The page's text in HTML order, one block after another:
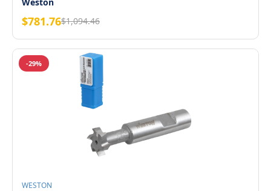
$781.76$1,094.46
-29%
WESTON